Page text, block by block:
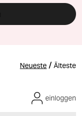
Neueste / Älteste
einloggen